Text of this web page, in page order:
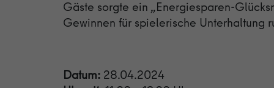
Gäste sorgte ein „Energiesparen-
Gewinnen für spielerische Unterhaltung
Datum: 28.04.2024